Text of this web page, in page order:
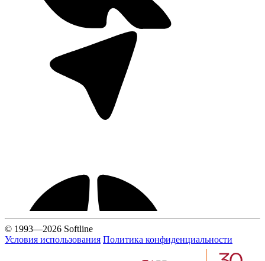
© 1993—2026 Softline
Условия использования Политика конфиденциальности